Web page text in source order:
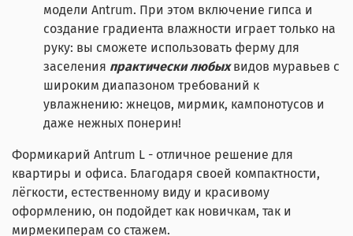
модели Antrum. При этом включение гипса и
создание градиента влажности играет только на
руку: вы сможете использовать ферму для
заселения практически любых видов муравьев с
широким диапазоном требований к
увлажнению: жнецов, мирмик, кампонотусов и
даже нежных понерин!
Формикарий Antrum L - отличное решение для
квартиры и офиса. Благодаря своей компактности,
лёгкости, естественному виду и красивому
оформлению, он подойдет как новичкам, так и
мирмекиперам со стажем.